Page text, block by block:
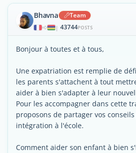
Bhavna Team
| 43744POSTS
Bonjour à toutes et à tous,
Une expatriation est remplie de
les parents s'attachent à tout
aider à bien s'adapter à leur
Pour les accompagner dans cette
proposons de partager vos
intégration à l'école.
Comment aider son enfant à bien